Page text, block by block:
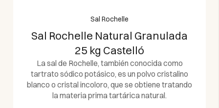
Sal Rochelle
Sal Rochelle Natural Granulada
25 kg Castelló
La sal de Rochelle, también conocida como
tartrato sódico potásico, es un polvo cristalino
blanco o cristal incoloro, que se obtiene tratando
la materia prima tartárica natural.